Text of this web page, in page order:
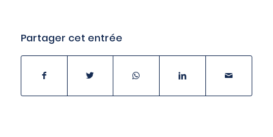
Partager cet entrée